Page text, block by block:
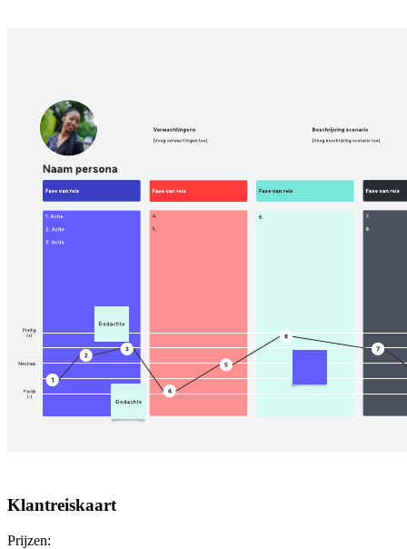
Klantreiskaart
Prijzen: